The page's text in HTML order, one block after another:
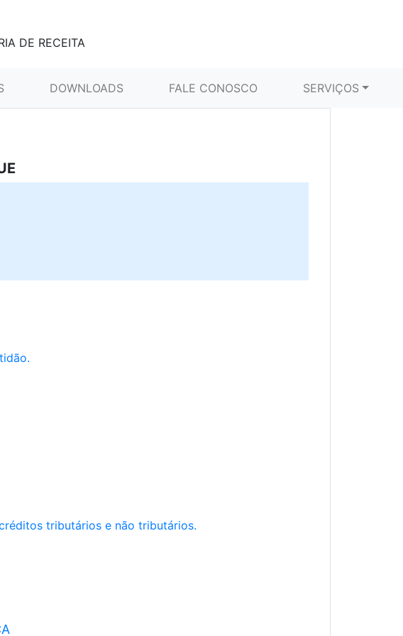
DE RECEITA
DOWNLOADS FALE CONOSCO SERVIÇOS
tributários e não tributários.